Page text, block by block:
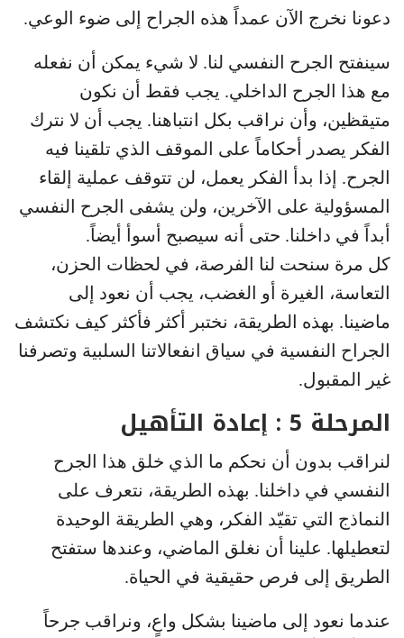
دعونا نخرج الآن عمداً هذه الجراح إلى ضوء الوعي.
سينفتح الجرح النفسي لنا. لا شيء يمكن أن نفعله
مع هذا الجرح الداخلي. يجب فقط أن نكون
متيقظين، وأن نراقب بكل انتباهنا. يجب أن لا نترك
الفكر يصدر أحكاماً على الموقف الذي تلقينا فيه
الجرح. إذا بدأ الفكر يعمل، لن تتوقف عملية إلقاء
المسؤولية على الآخرين، ولن يشفى الجرح النفسي
أبداً في داخلنا. حتى أنه سيصبح أسوأ أيضاً.
كل مرة سنحت لنا الفرصة، في لحظات الحزن،
التعاسة، الغيرة أو الغضب، يجب أن نعود إلى
ماضينا. بهذه الطريقة، نختبر أكثر فأكثر كيف نكتشف
الجراح النفسية في سياق انفعالاتنا السلبية وتصرفنا
غير المقبول.
المرحلة 5 : إعادة التأهيل
لنراقب بدون أن نحكم ما الذي خلق هذا الجرح
النفسي في داخلنا. بهذه الطريقة، نتعرف على
النماذج التي تقيّد الفكر، وهي الطريقة الوحيدة
لتعطيلها. علينا أن نغلق الماضي، وعندها ستفتح
الطريق إلى فرص حقيقية في الحياة.
عندما نعود إلى ماضينا بشكل واعٍ، ونراقب جرحاً